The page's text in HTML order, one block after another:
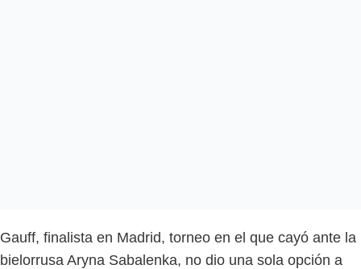
Gauff, finalista en Madrid, torneo en el que cayó ante la
bielorrusa Aryna Sabalenka, no dio una sola opción a